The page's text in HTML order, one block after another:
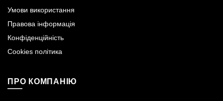
Умови використання
Правова інформація
Конфіденційність
Cookies політика
ПРО КОМПАНІЮ